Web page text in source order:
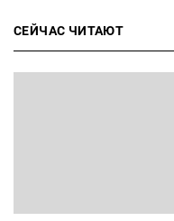
СЕЙЧАС ЧИТАЮТ